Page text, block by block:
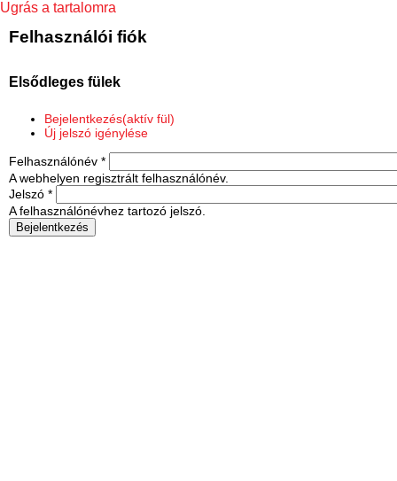
Ugrás a tartalomra
Felhasználói fiók
Elsődleges fülek
Bejelentkezés(aktív fül)
Új jelszó igénylése
Felhasználónév *
A webhelyen regisztrált felhasználónév.
Jelszó *
A felhasználónévhez tartozó jelszó.